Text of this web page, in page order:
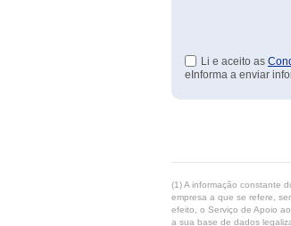
Li e aceito as
eInforma a enviar
(1) A informação constante
empresa a que se refere,
efeito, o Serviço de Apoio
a sua base de dados